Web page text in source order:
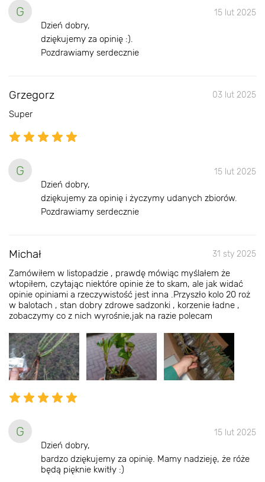
G 15 lut 2025
Dzień dobry,
dziękujemy za opinię :).
Pozdrawiamy serdecznie
Grzegorz 03 lut 2025
Super
G 15 lut 2025
Dzień dobry,
dziękujemy za opinię i życzymy udanych zbiorów.
Pozdrawiamy serdecznie
Michał 31 sty 2025
Zamówiłem w listopadzie , prawdę mówiąc myślałem że
wtopiłem, czytając niektóre opinie że to skam, ale jak widać
opinie opiniami a rzeczywistość jest inna .Przyszło kolo 20 roż
w balotach , stan dobry zdrowe sadzonki , korzenie ładne ,
zobaczymy co z nich wyrośnie,jak na razie polecam
G 15 lut 2025
Dzień dobry,
bardzo dziękujemy za opinię. Mamy nadzieję, że róże
będą pięknie kwitły :)